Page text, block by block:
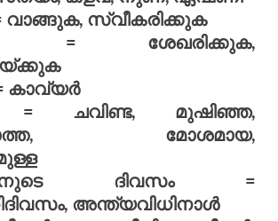
സ്വീകരിക്കുക
= ശേഖരിക്കുക,
കാവ്യര്‍
= ചവിണ്ട, മുഷിഞ്ഞ,
മോശമായ,
ദിവസം =
അന്ത്യവിധിനാള്‍